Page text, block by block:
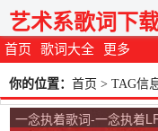
首页 歌词大全 更多
艺术系歌词下
你的位置： 首页 > TAG信
一念执着歌词-一念执着